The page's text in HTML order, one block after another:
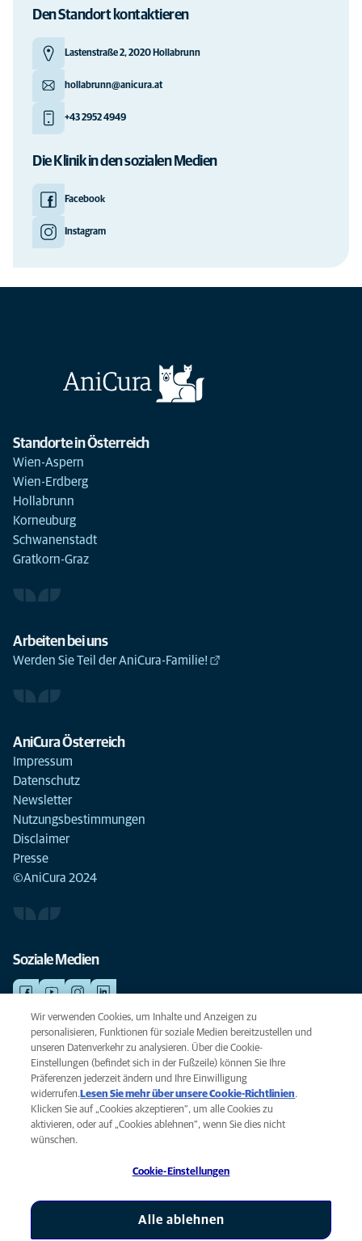
Den Standort kontaktieren
Lastenstraße 2, 2020 Hollabrunn
hollabrunn@anicura.at
+43 2952 4949
Die Klinik in den sozialen Medien
Facebook
Instagram
Standorte in Österreich
Wien-Aspern
Wien-Erdberg
Hollabrunn
Korneuburg
Schwanenstadt
Gratkorn-Graz
Arbeiten bei uns
Werden Sie Teil der AniCura-Familie!
AniCura Österreich
Impressum
Datenschutz
Newsletter
Nutzungsbestimmungen
Disclaimer
Presse
©AniCura 2024
Soziale Medien
NOTDIENSTE
Finden Sie hier Ihre Standorte mit Notfallservice. Weil Ihr Tier die beste
Versorgung verdient.
Datenschutz
Legal
AniCura ist eine Tochtergesellschaft von Mars, Inc © 2026
Wir verwenden Cookies, um Inhalte und Anzeigen zu
personalisieren, Funktionen für soziale Medien bereitzustellen und
unseren Datenverkehr zu analysieren. Über die Cookie-
Einstellungen (befindet sich in der Fußzeile) können Sie Ihre
Präferenzen jederzeit ändern und Ihre Einwilligung
widerrufen. Lesen Sie mehr über unsere Cookie-Richtlinien(opens
.
Klicken Sie auf „Cookies akzeptieren“, um alle Cookies zu
aktivieren, oder auf „Cookies ablehnen“, wenn Sie dies nicht
wünschen.
Cookie-Einstellungen
Alle ablehnen